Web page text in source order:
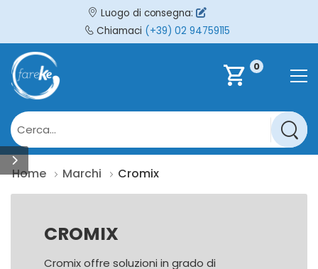
Luogo di consegna:
Chiamaci (+39) 02 94759115
shopping_cart 0
Home Marchi Cromix
CROMIX
Cromix offre soluzioni in grado di